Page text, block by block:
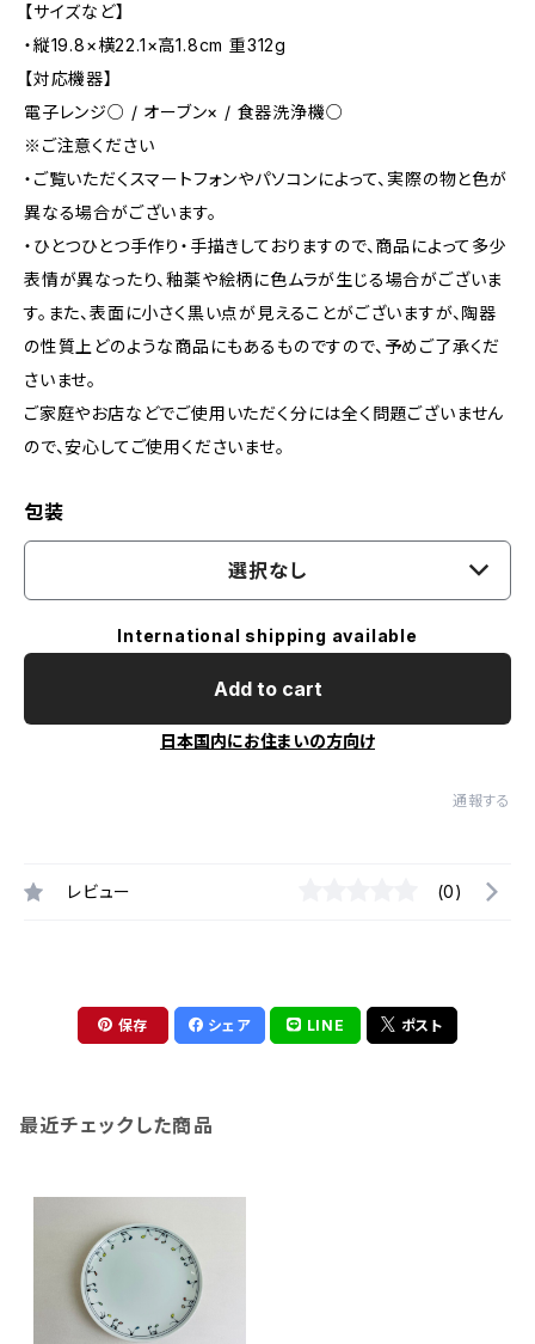
【サイズなど】
・縦19.8×横22.1×高1.8cm 重312g
【対応機器】
電子レンジ○ / オーブン× / 食器洗浄機○
※ご注意ください
・ご覧いただくスマートフォンやパソコンによって、実際の物と色が
異なる場合がございます。
・ひとつひとつ手作り・手描きしておりますので、商品によって多少
表情が異なったり、釉薬や絵柄に色ムラが生じる場合がございま
す。また、表面に小さく黒い点が見えることがございますが、陶器
の性質上どのような商品にもあるものですので、​予めご了承くだ
さいませ。
ご家庭やお店などでご使用いただく分には全く問題ございません
ので、安心してご使用くださいませ。
包装
選択なし
International shipping available
Add to cart
日本国内にお住まいの方向け
通報する
レビュー (0)
保存 シェア LINE ポスト
最近チェックした商品